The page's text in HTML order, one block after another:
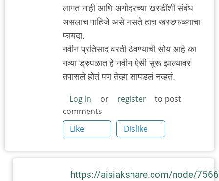
लागत नाही आणि अगोदरच्या खरडींशी संबंध
असलाच पाहिजे असे नसते हाच खरडफळ्याचा
फायदा.
नवीन प्रतिसाद वरती ठेवण्याची सोय आहे का
नव्या ड्रुपळात हे नवीन ऐसी सुरू झाल्यावर
तपासले होतं पण तेव्हा सापडलं नव्हतं.
Log in or register
to post
comments
Like
Dislike
https://aisiakshare.com/node/7566